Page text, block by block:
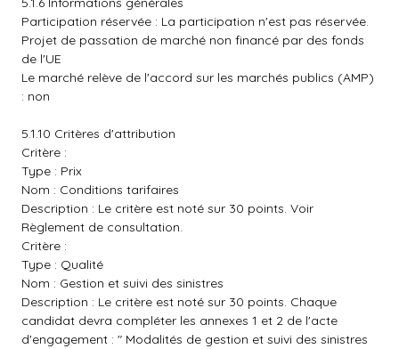
Participation réservée : La participation n'est pas réservée.
Projet de passation de marché non financé par des fonds
de l'UE
Le marché relève de l'accord sur les marchés publics (AMP)
: non
5.1.10 Critères d'attribution
Critère :
Type : Prix
Nom : Conditions tarifaires
Description : Le critère est noté sur 30 points. Voir
Règlement de consultation.
Critère :
Type : Qualité
Nom : Gestion et suivi des sinistres
Description : Le critère est noté sur 30 points. Chaque
candidat devra compléter les annexes 1 et 2 de l'acte
d'engagement : " Modalités de gestion et suivi des sinistres